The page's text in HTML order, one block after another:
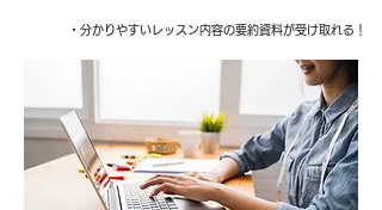
・分かりやすいレッスン内容の要約資料が受け取れる！